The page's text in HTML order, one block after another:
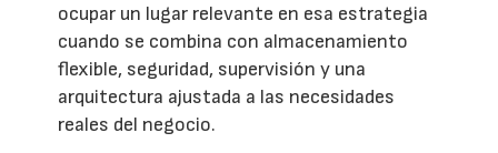
ocupar un lugar relevante en esa estrategia
cuando se combina con almacenamiento
flexible, seguridad, supervisión y una
arquitectura ajustada a las necesidades
reales del negocio.